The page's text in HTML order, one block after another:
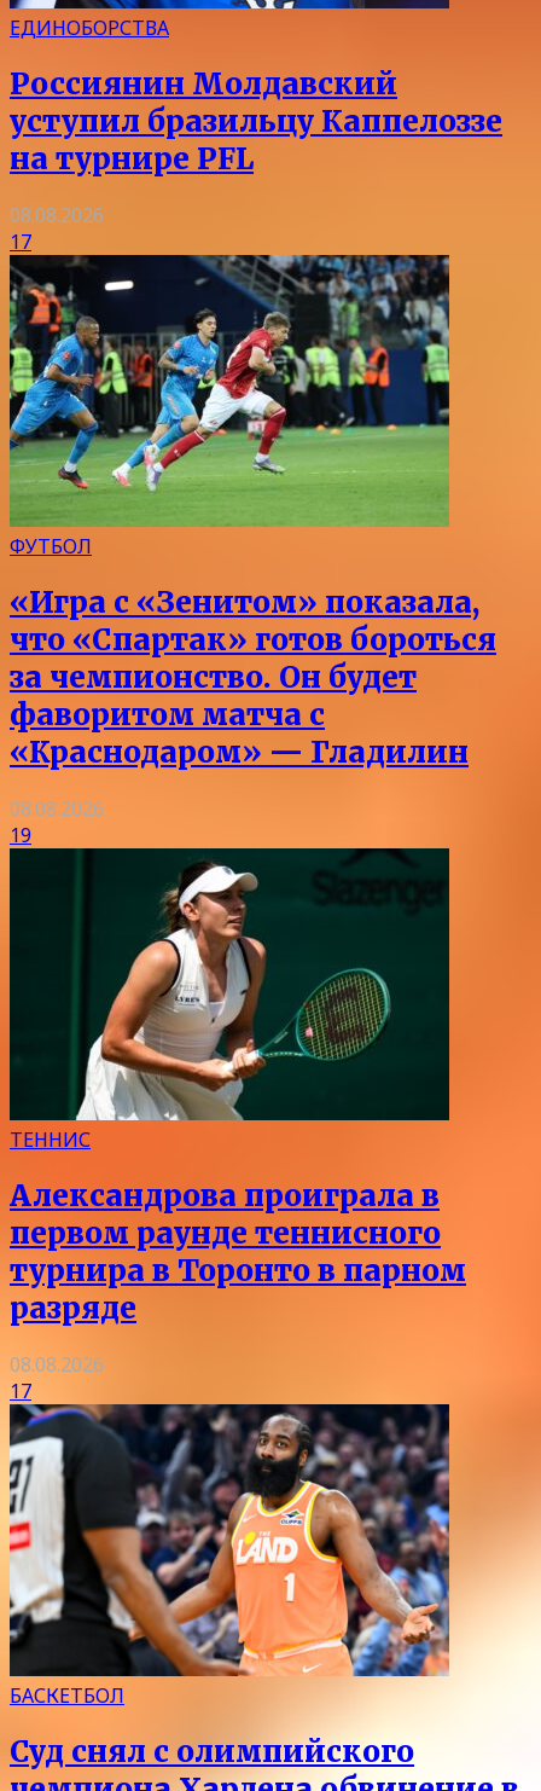
ЕДИНОБОРСТВА
Россиянин Молдавский
уступил бразильцу Каппелоззе
на турнире PFL
08.08.2026
17
ФУТБОЛ
«Игра с «Зенитом» показала,
что «Спартак» готов бороться
за чемпионство. Он будет
фаворитом матча с
«Краснодаром» — Гладилин
08.08.2026
19
ТЕННИС
Александрова проиграла в
первом раунде теннисного
турнира в Торонто в парном
разряде
08.08.2026
17
БАСКЕТБОЛ
Суд снял с олимпийского